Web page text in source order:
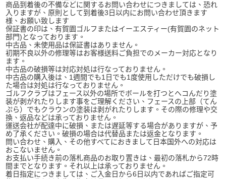
商品到着後の不備などに関するお問い合わせにつきましては、恐れ
入りますが、原則として到着後3日以内にお問い合わせ頂きます
様、お願い致します
保証書の印は、有賀園ゴルフまたはイーエスティー(有賀園のネット
部門)となっております。
中古品、未使用品は保証書はありません。
初期不良以外の修理等はお客様送料ご負担でのメーカー対応となり
ます。
中古品の破損等は対応対処は行なっておりません。
中古品の購入後は、1週間でも1日でも1度使用しただけでも破損し
た場合は対処は行なっておりません。
ゴルフクラブはフェース以外の場所でボールを打つとヘコんだり塗
装が剥がれたりします事をご理解ください、フェースの上部（てん
ぷら）でもクラウンの塗装は剥がれたりします。その際の修理や交
換、返品などは承っておりません。
運送会社が配達中に破損、または遅延等する場合がありますが、予
め了承ください。破損の場合は代替品または返金となります。
問い合わせ、購入、その他すべてにおきまして日本国外への対応は
おこないません。
お支払い手続き前の落札商品のお取り置きは、最初の落札から72時
間までとなります。それ以上は承っておりません。
着日指定につきましては、ご入金日から6日以内であればご指定可